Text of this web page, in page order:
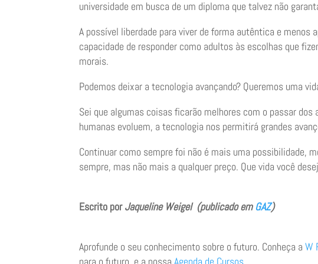
universidade em busca de um diploma que talvez não
A possível liberdade para viver de forma autêntica e
capacidade de responder como adultos às escolhas que
morais.
Podemos deixar a tecnologia avançando? Queremos uma
Sei que algumas coisas ficarão melhores com o passar
humanas evoluem, a tecnologia nos permitirá grandes
Continuar como sempre foi não é mais uma possibilidade,
sempre, mas não mais a qualquer preço. Que vida você
Escrito porJaqueline Weigel (publicado em GAZ)
Aprofunde o seu conhecimento sobre o futuro. Conheça aW